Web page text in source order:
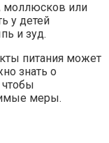
моллюсков или
у детей
и зуд.
питания может
знать о
меры.